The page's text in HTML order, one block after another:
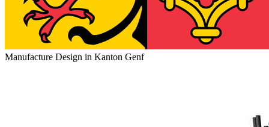
Manufacture Design in Kanton Genf